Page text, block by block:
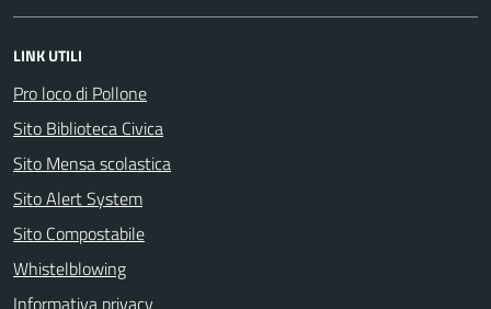
LINK UTILI
Pro loco di Pollone
Sito Biblioteca Civica
Sito Mensa scolastica
Sito Alert System
Sito Compostabile
Whistelblowing
Informativa privacy